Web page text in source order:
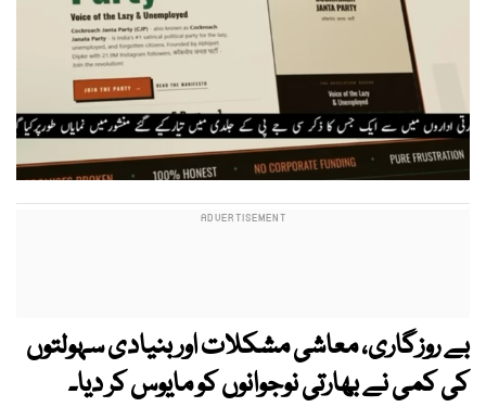
بے روزگاری، معاشی مشکلات اور بنیادی سہولتوں
کی کمی نے بھارتی نوجوانوں کو مایوس کر دیا۔